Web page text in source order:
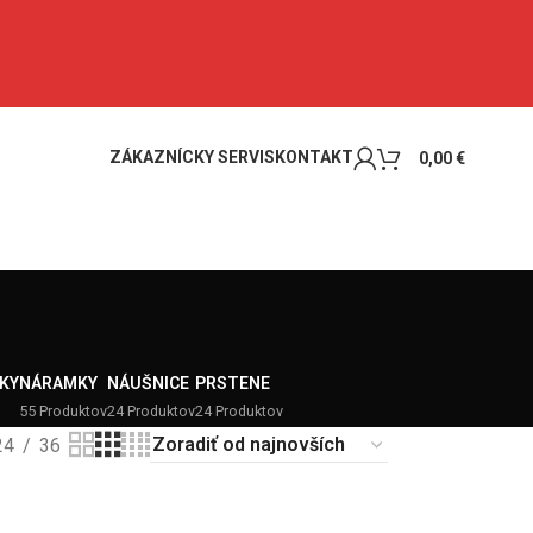
ZÁKAZNÍCKY SERVIS KONTAKT 0,00€
NÁRAMKY
55 Produktov
NÁUŠNICE
24 Produktov
PRSTENE
24 Produktov
36